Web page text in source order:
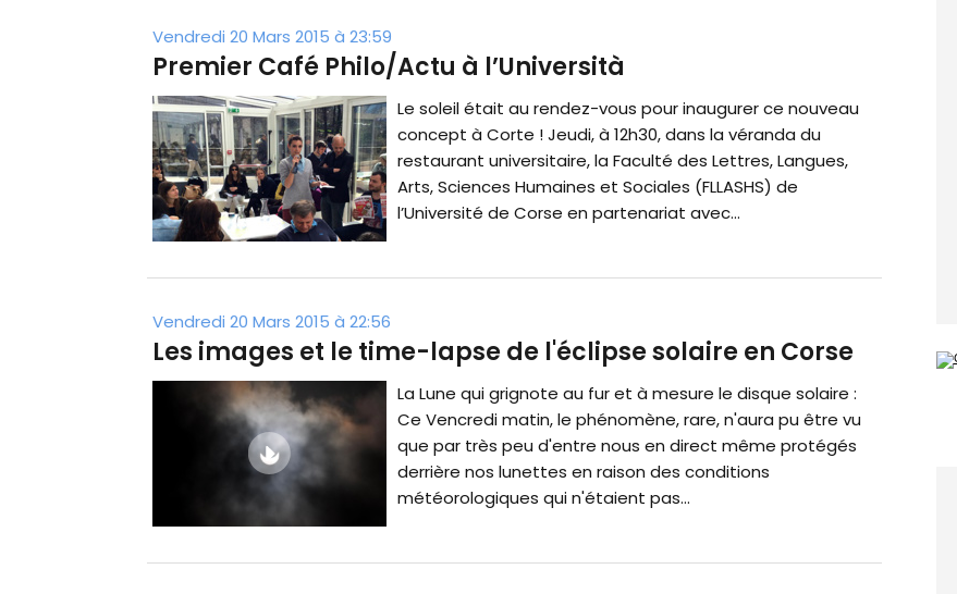
Vendredi 20 Mars 2015 à 23:59
Premier Café Philo/Actu à l’Università
Le soleil était au rendez-vous pour inaugurer ce nouveau
concept à Corte ! Jeudi, à 12h30, dans la véranda du
restaurant universitaire, la Faculté des Lettres, Langues,
Arts, Sciences Humaines et Sociales (FLLASHS) de
l’Université de Corse en partenariat avec...
Vendredi 20 Mars 2015 à 22:56
Les images et le time-lapse de l'éclipse solaire en Corse
La Lune qui grignote au fur et à mesure le disque solaire :
Ce Vencredi matin, le phénomène, rare, n'aura pu être vu
que par très peu d'entre nous en direct même protégés
derrière nos lunettes en raison des conditions
météorologiques qui n'étaient pas...